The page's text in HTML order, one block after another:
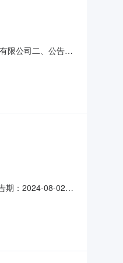
限公司二、公告
期：2024-08-02至